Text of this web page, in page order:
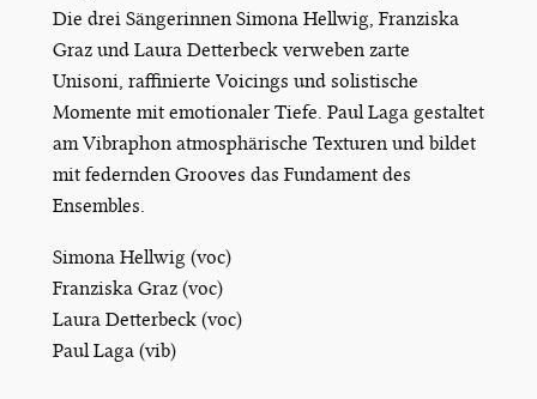
Die drei Sängerinnen Simona Hellwig, Franziska
Graz und Laura Detterbeck verweben zarte
Unisoni, raffinierte Voicings und solistische
Momente mit emotionaler Tiefe. Paul Laga gestaltet
am Vibraphon atmosphärische Texturen und bildet
mit federnden Grooves das Fundament des
Ensembles.
Simona Hellwig (voc)
Franziska Graz (voc)
Laura Detterbeck (voc)
Paul Laga (vib)